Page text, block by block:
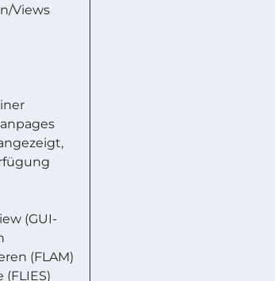
Views
(GUI-
(FLAM)